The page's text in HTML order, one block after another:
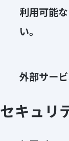
利用可能
い。
外部サー
セキュリ